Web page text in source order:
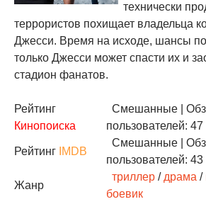
технически
террористов похищает владельца
Джесси. Время на исходе, шансы
только Джесси может спасти их и
стадион фанатов.
Рейтинг
Кинопоиска
Смешанные |
пользователей: 47
Рейтинг IMDB
Смешанные |
пользователей: 43
Жанр
триллер / драма /
боевик